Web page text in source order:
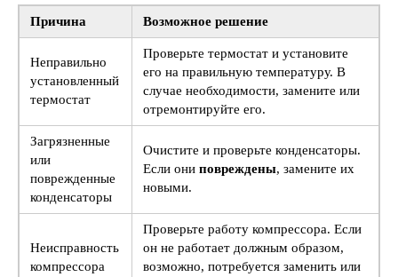
Причина Возможное решение
Неправильно
установленный
термостат
Проверьте термостат и установите
его на правильную температуру. В
случае необходимости, замените или
отремонтируйте его.
Загрязненные
или
поврежденные
конденсаторы
Очистите и проверьте конденсаторы.
Если они повреждены, замените их
новыми.
Неисправность
компрессора
Проверьте работу компрессора. Если
он не работает должным образом,
возможно, потребуется заменить или